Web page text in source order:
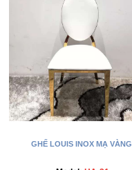
GHẾ LOUIS INOX MẠ VÀNG